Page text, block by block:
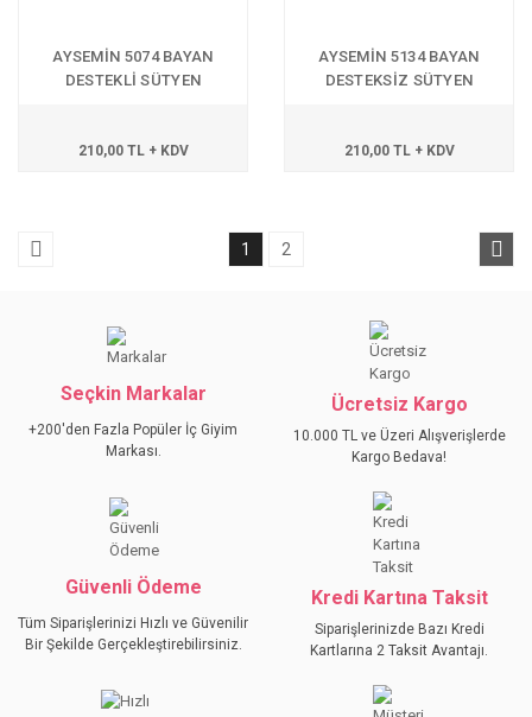
AYSEMİN 5074 BAYAN
DESTEKLİ SÜTYEN
210,00 TL + KDV
AYSEMİN 5134 BAYAN
DESTEKSİZ SÜTYEN
210,00 TL + KDV
1 2
Seçkin Markalar
+200'den Fazla Popüler İç Giyim
Markası.
Ücretsiz Kargo
10.000 TL ve Üzeri Alışverişlerde
Kargo Bedava!
Güvenli Ödeme
Tüm Siparişlerinizi Hızlı ve Güvenilir
Bir Şekilde Gerçekleştirebilirsiniz.
Kredi Kartına Taksit
Siparişlerinizde Bazı Kredi
Kartlarına 2 Taksit Avantajı.